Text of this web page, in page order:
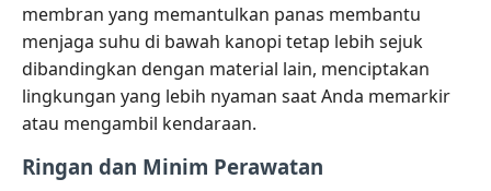
membran yang memantulkan panas membantu
menjaga suhu di bawah kanopi tetap lebih sejuk
dibandingkan dengan material lain, menciptakan
lingkungan yang lebih nyaman saat Anda memarkir
atau mengambil kendaraan.
Ringan dan Minim Perawatan